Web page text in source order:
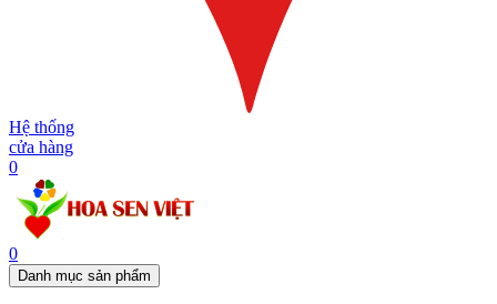
Hệ thống
cửa hàng
0
0
Danh mục sản phẩm